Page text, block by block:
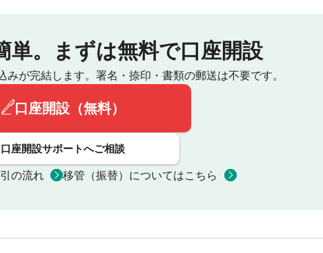
。 まずは無料で口座開設
が完結します。 署名・捺印・書類の郵送は不要です。
口座開設（無料）
口座開設サポートへご相談
の流れ 移管（振替）についてはこちら